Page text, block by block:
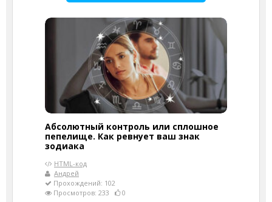
Абсолютный контроль или сплошное
пепелище. Как ревнует ваш знак
зодиака
HTML-код
Андрей
Прохождений: 102
Просмотров: 233
0